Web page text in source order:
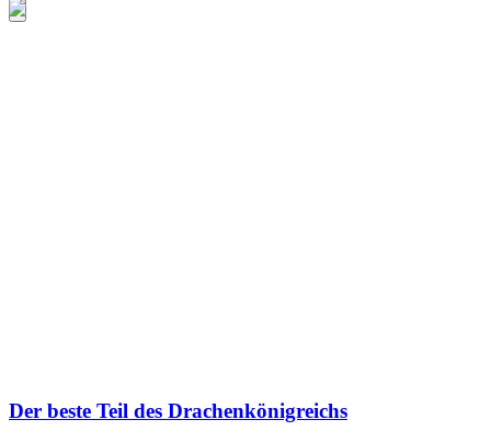
Der beste Teil des Drachenkönigreichs